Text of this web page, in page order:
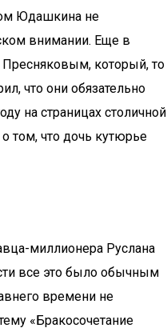
Юдашкина не
внимании. Еще в
Пресняковым, который, то
что они обязательно
на страницах столичной
том, что дочь кутюрье
миллионера Руслана
все это было обычным
времени не
«Бракосочетание